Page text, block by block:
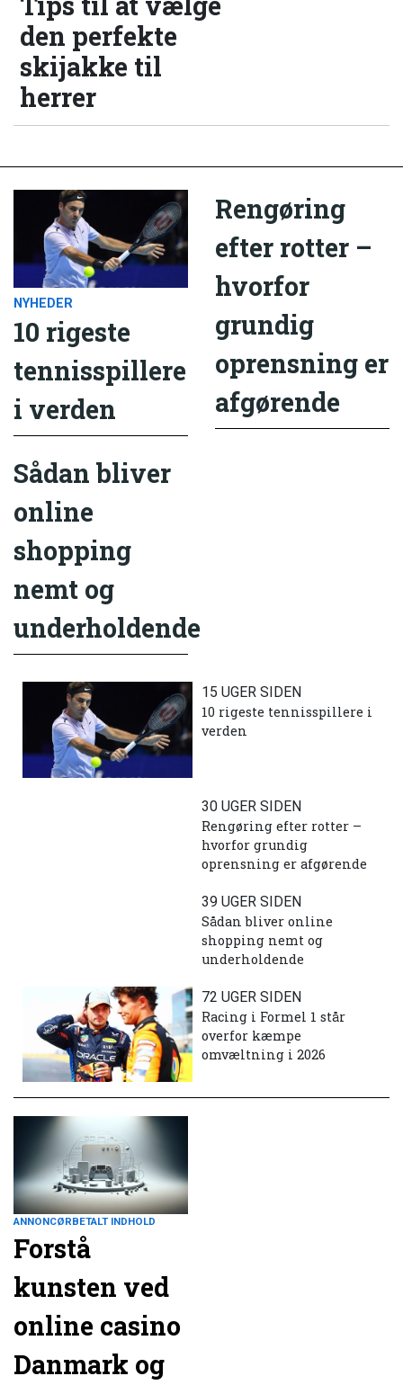
den perfekte
skijakke til
herrer
NYHEDER
10 rigeste
tennisspillere
i verden
Rengøring
efter rotter –
hvorfor
grundig
oprensning er
afgørende
Sådan bliver
online
shopping
nemt og
underholdende
15 UGER SIDEN
10 rigeste tennisspillere i
verden
30 UGER SIDEN
Rengøring efter rotter –
hvorfor grundig
oprensning er afgørende
39 UGER SIDEN
Sådan bliver online
shopping nemt og
underholdende
72 UGER SIDEN
Racing i Formel 1 står
overfor kæmpe
omvæltning i 2026
ANNONCØRBETALT INDHOLD
Forstå
kunsten ved
online casino
Danmark og